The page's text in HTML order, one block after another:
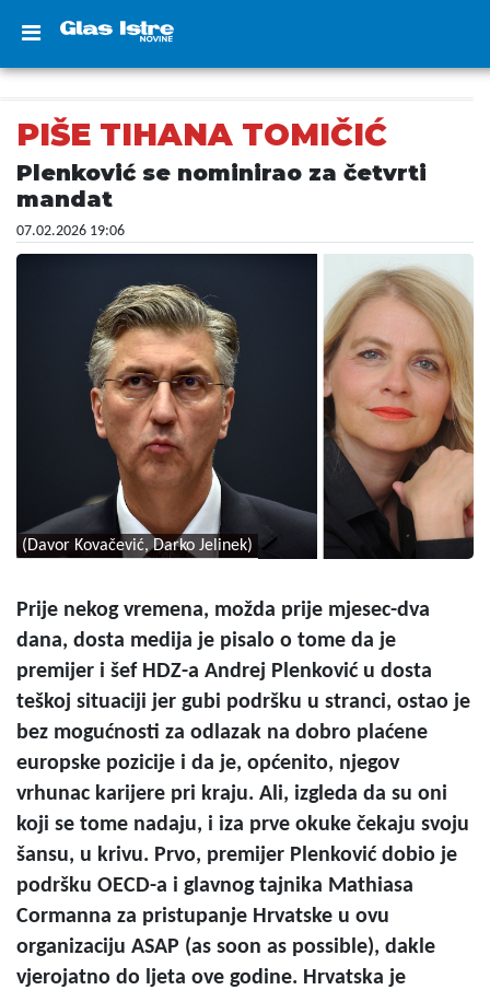
PIŠE TIHANA TOMIČIĆ
Plenković se nominirao za četvrti
mandat
07.02.2026 19:06
(Davor Kovačević, Darko Jelinek)
Prije nekog vremena, možda prije mjesec-dva
dana, dosta medija je pisalo o tome da je
premijer i šef HDZ-a Andrej Plenković u dosta
teškoj situaciji jer gubi podršku u stranci, ostao je
bez mogućnosti za odlazak na dobro plaćene
europske pozicije i da je, općenito, njegov
vrhunac karijere pri kraju. Ali, izgleda da su oni
koji se tome nadaju, i iza prve okuke čekaju svoju
šansu, u krivu. Prvo, premijer Plenković dobio je
podršku OECD-a i glavnog tajnika Mathiasa
Cormanna za pristupanje Hrvatske u ovu
organizaciju ASAP (as soon as possible), dakle
vjerojatno do ljeta ove godine. Hrvatska je